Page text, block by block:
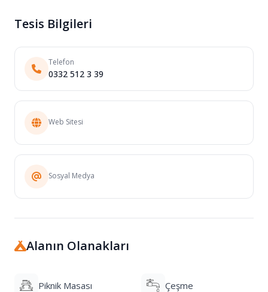
Tesis Bilgileri
Telefon
0332 512 3 39
Web Sitesi
Sosyal Medya
Alanın Olanakları
Piknik Masası Çeşme